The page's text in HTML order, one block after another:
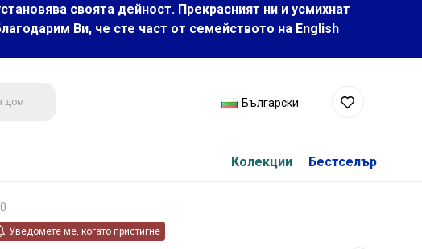
своята дейност. Прекрасният ни и усмихнат
Ви, че сте част от семейството на Еnglish
Български
Колекции Бестселър
Уведомете ме, когато пристигне